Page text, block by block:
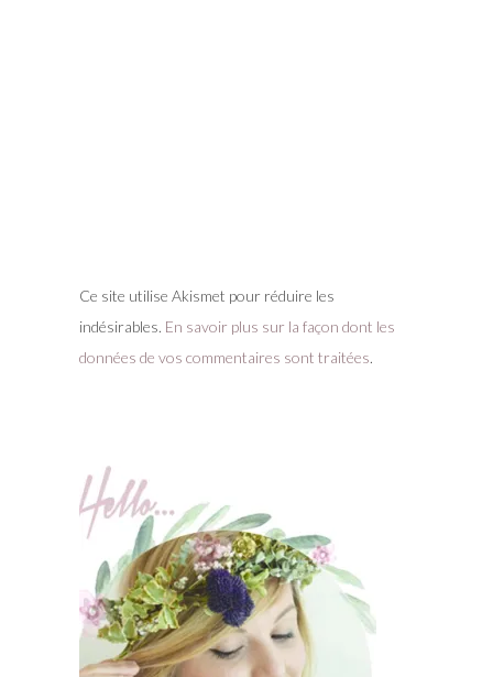
Ce site utilise Akismet pour réduire les
indésirables. En savoir plus sur la façon dont les
données de vos commentaires sont traitées.